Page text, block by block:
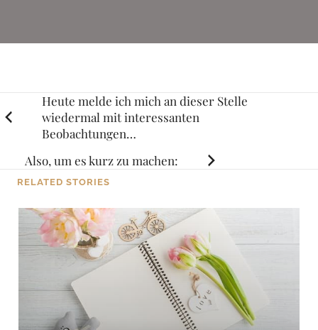
Posts
navigation
Heute melde ich mich an dieser Stelle
wiedermal mit interessanten
Beobachtungen…
Also, um es kurz zu machen:
RELATED STORIES